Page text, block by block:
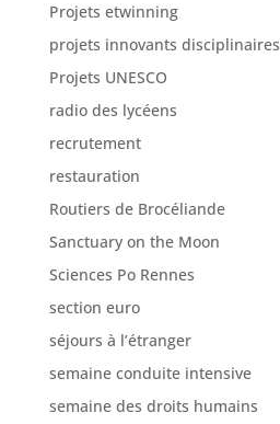
Projets etwinning
projets innovants disciplinaires
Projets UNESCO
radio des lycéens
recrutement
restauration
Routiers de Brocéliande
Sanctuary on the Moon
Sciences Po Rennes
section euro
séjours à l’étranger
semaine conduite intensive
semaine des droits humains